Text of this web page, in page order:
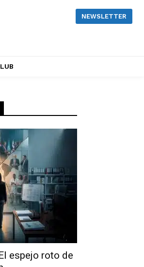
NEWSLETTER
espejo roto de